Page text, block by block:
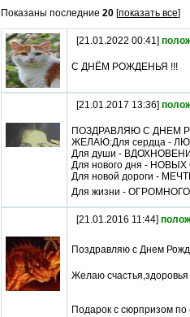
Показаны последние 20 [показать все]
[21.01.2022 00:41]
С ДНЁМ РОЖДЕНЬЯ !!!
[21.01.2017 13:36]
ПОЗДРАВЛЯЮ С ДНЕМ
ЖЕЛАЮ:Для сердца -
Для души -
Для нового дня -
Для новой дороги -
Для жизни -
[21.01.2016 11:44]
Поздравляю с Днем
Желаю счастья,здоровья
Подарок с сюрпризом по